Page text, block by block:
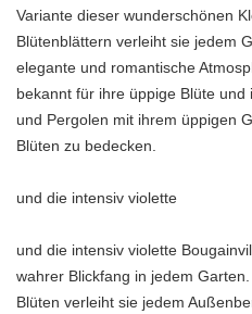
Variante dieser wunderschönen
Blütenblättern verleiht sie jedem
elegante und romantische
bekannt für ihre üppige Blüte
und Pergolen mit ihrem üppigen
Blüten zu bedecken.
und die intensiv violette
und die intensiv violette
wahrer Blickfang in jedem
Blüten verleiht sie jedem